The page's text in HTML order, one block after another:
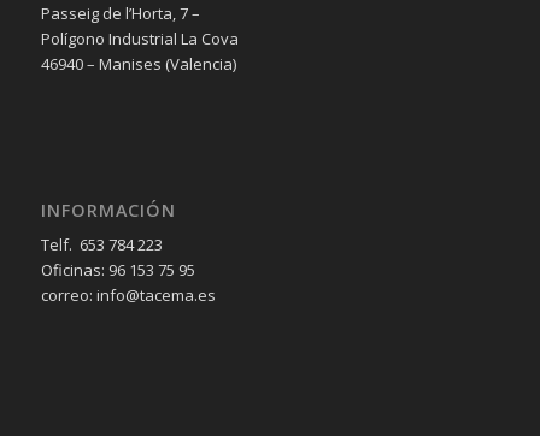
Passeig de l’Horta, 7 –
Polígono Industrial La Cova
46940 – Manises (Valencia)
INFORMACIÓN
Telf. 653 784 223
Oficinas: 96 153 75 95
correo: info@tacema.es